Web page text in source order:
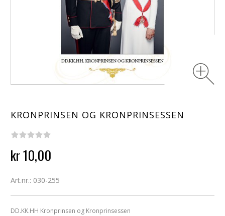
KRONPRINSEN OG KRONPRINSESSEN
kr 10,00
Art.nr.: 030-255
DD.KK.HH Kronprinsen og Kronprinsessen